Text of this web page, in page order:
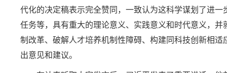
代化的决定稿表示完全赞同，一致认为这科学谋划了进
任务等，具有重大的理论意义、实践意义和时代意义，
制改革、破解人才培养机制性障碍、构建同科技创新相
出意见和建议。